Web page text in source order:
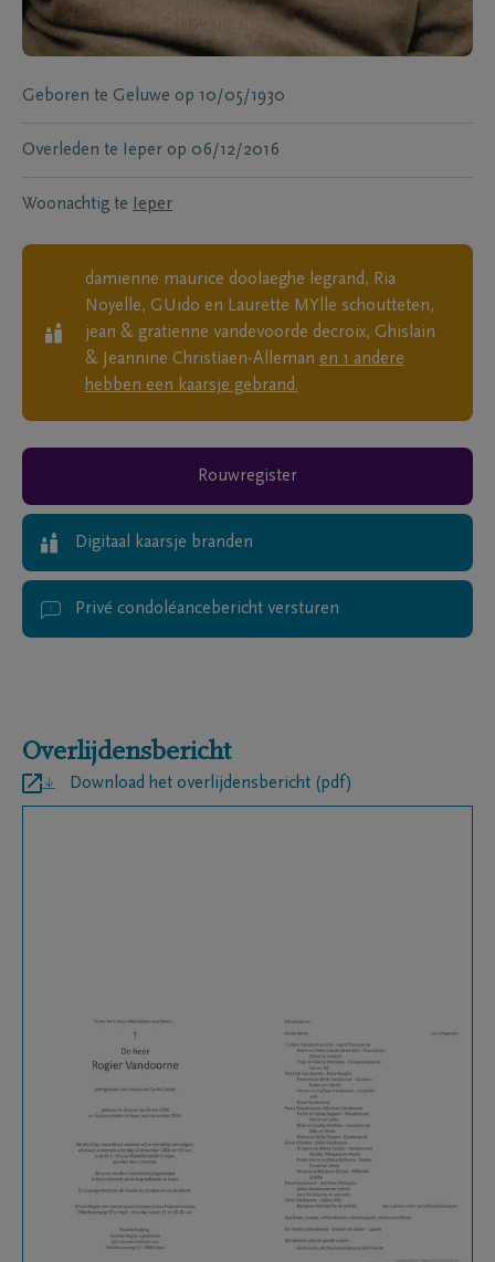
Geboren te Geluwe op 10/05/1930
Overleden te Ieper op 06/12/2016
Woonachtig te Ieper
damienne maurice doolaeghe legrand, Ria
Noyelle, GUido en Laurette MYlle schoutteten,
jean & gratienne vandevoorde decroix, Ghislain
& Jeannine Christiaen-Alleman en 1 andere
hebben een kaarsje gebrand.
Rouwregister
Digitaal kaarsje branden
Privé condoléancebericht versturen
Overlijdensbericht
Download het overlijdensbericht (pdf)